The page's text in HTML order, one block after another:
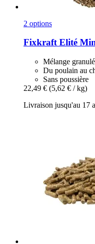
2 options
Fixkraft Elité
Mélange granulé
Du poulain au
Sans poussière
22,49 € (5,62 € / kg)
Livraison jusqu'au 17